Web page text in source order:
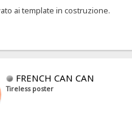
ai template in costruzione.
FRENCH CAN CAN
Tireless poster